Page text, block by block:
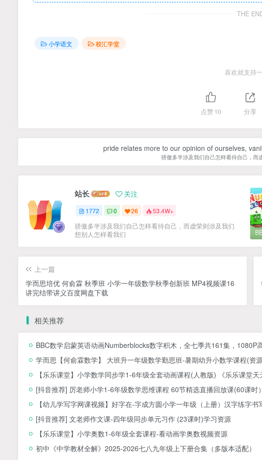
THE
小学语文 校汇学堂
喜欢就支持
点赞10 分享
pride relates more to our opinion of ourselves,
骄傲多半涉及我们自己怎样看待自己，而
站长 关注
1772 0 26 53.4W+
骄傲多半涉及我们自己怎样看待自己，而虚荣则涉及我们
想别人怎样看我们
上一篇
学而思培优 何俞霖 秋季班 小学一年级数学秋季创新班 MP4视频课16
讲完结带讲义百度网盘下载
相关推荐
BBC数学启蒙英语动画Numberblocks数字积木，全七季共161集，1080P
学而思【何俞霖数学】 大班升一年级数学勤思班-暑期幼升小数学课程(资
【乐乐课堂】小学数学同步学1-6年级全套动画课程(人教版) 《乐乐课堂
[抖音推荐] 厉老师小学1-6年级数学思维课程 60节精选直播回放课(60课时）
【幼儿学写字网课视频】好字在-字成方圆小学一年级（上册）汉字练字
[抖音推荐] 文老师作文课-四年级同步单元习作 (23课时)学习资源
【乐乐课堂】小学奥数1-6年级全套课程-看动画学奥数视频资源
初中《中学教材全解》2025-2026七八九年级上下册合集（多版本适配）